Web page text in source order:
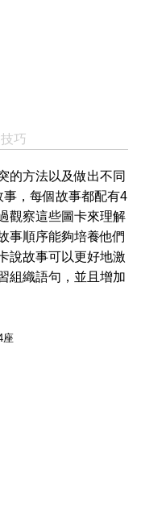
巧
的方法以及做出不同
，每個故事都配有4
觀察這些圖卡來理解
事順序能夠培養他們
說故事可以更好地激
組織語句，並且增加
座